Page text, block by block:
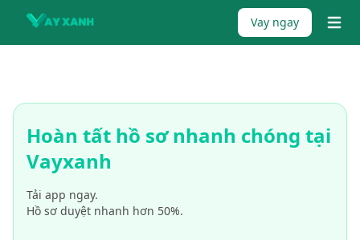
Skip to content
{%
Vay ngay
Hoàn tất hồ sơ nhanh chóng tại
Vayxanh
Tải app ngay.
Hồ sơ duyệt nhanh hơn 50%.